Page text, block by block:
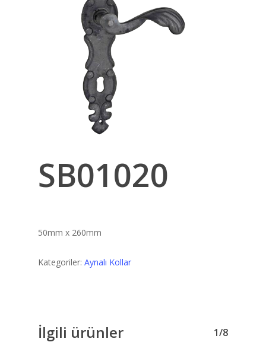
SB01020
50mm x 260mm
Kategoriler: Aynalı Kollar
İlgili ürünler 1/8